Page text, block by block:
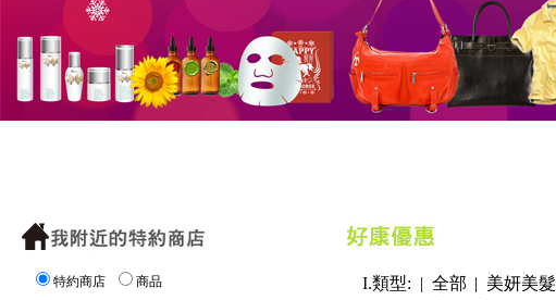
特約商店 商品 I.類型: | 全部 | 美妍美髮